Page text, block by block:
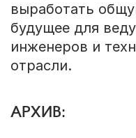
выработать
будущее для
инженеров и
отрасли.
АРХИВ: